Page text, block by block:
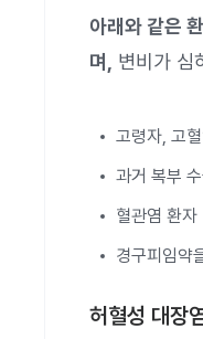
아래와 같은
며, 변비가 심
고령자, 고
과거 복부
혈관염 환자
경구피임약
허혈성 대장